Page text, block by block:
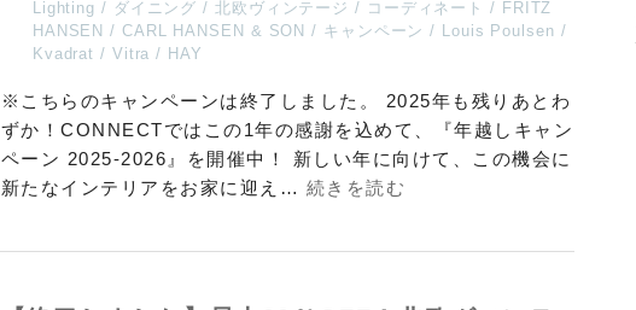
Lighting
ダイニング 北欧ヴィンテージ コーディネート
FRITZ
HANSEN
CARL HANSEN & SON キャンペーン
Louis Poulsen
Kvadrat
Vitra HAY
※こちらのキャンペーンは終了しました。 2025年も残りあとわ
ずか！CONNECTではこの1年の感謝を込めて、『年越しキャン
ペーン 2025-2026』を開催中！ 新しい年に向けて、この機会に
新たなインテリアをお家に迎え… 続きを読む